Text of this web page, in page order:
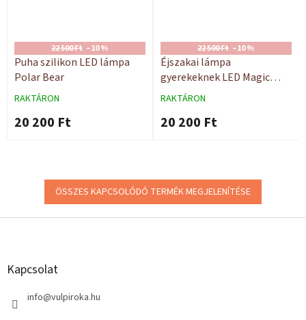
22 500 Ft –10 %
Puha szilikon LED lámpa
Polar Bear
RAKTÁRON
20 200 Ft
22 500 Ft –10 %
Éjszakai lámpa
gyerekeknek LED Magic
Rabbitilo
RAKTÁRON
20 200 Ft
ÖSSZES KAPCSOLÓDÓ TERMÉK MEGJELENÍTÉSE
L
Kapcsolat
info@vulpiroka.hu